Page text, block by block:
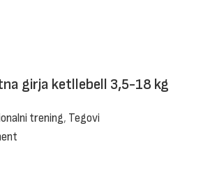
girja ketllebell 3,5-18 kg
trening, Tegovi